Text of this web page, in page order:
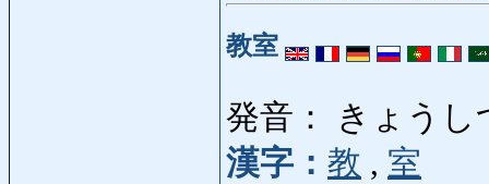
教室
発音： きょうし
漢字： 教 , 室